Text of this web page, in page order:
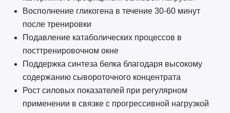
Восполнение гликогена в течение 30-60 минут
после тренировки
Подавление катаболических процессов в
посттренировочном окне
Поддержка синтеза белка благодаря высокому
содержанию сывороточного концентрата
Рост силовых показателей при регулярном
применении в связке с прогрессивной нагрузкой